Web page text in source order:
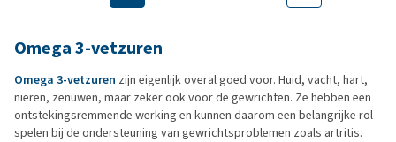
Omega 3-vetzuren
Omega 3-vetzuren zijn eigenlijk overal goed voor. Huid, vacht, hart,
nieren, zenuwen, maar zeker ook voor de gewrichten. Ze hebben een
ontstekingsremmende werking en kunnen daarom een belangrijke rol
spelen bij de ondersteuning van gewrichtsproblemen zoals artritis.